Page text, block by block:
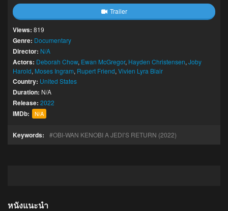
Trailer
Views: 819
Genre: Documentary
Director: N/A
Actors: Deborah Chow, Ewan McGregor, Hayden Christensen,Joby
Harold, Moses Ingram, Rupert Friend,Vivien Lyra Blair
Country: United States
Duration: N/A
Release: 2022
IMDb: N/A
Keywords: OBI-WAN KENOBI A JEDI’S RETURN (2022)
หนังแนะนำ